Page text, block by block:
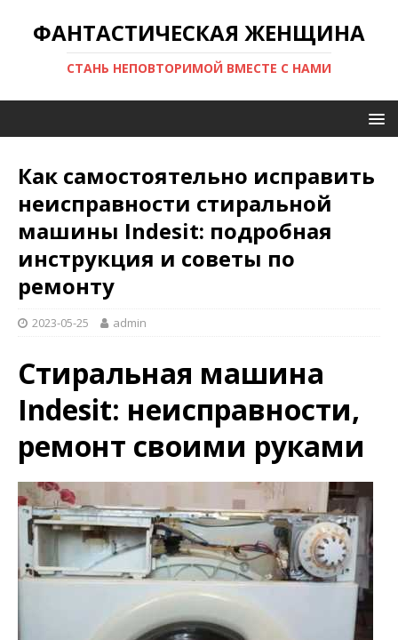
ФАНТАСТИЧЕСКАЯ ЖЕНЩИНА
СТАНЬ НЕПОВТОРИМОЙ ВМЕСТЕ С НАМИ
Как самостоятельно исправить
неисправности стиральной
машины Indesit: подробная
инструкция и советы по
ремонту
2023-05-25 admin
Стиральная машина
Indesit: неисправности,
ремонт своими руками